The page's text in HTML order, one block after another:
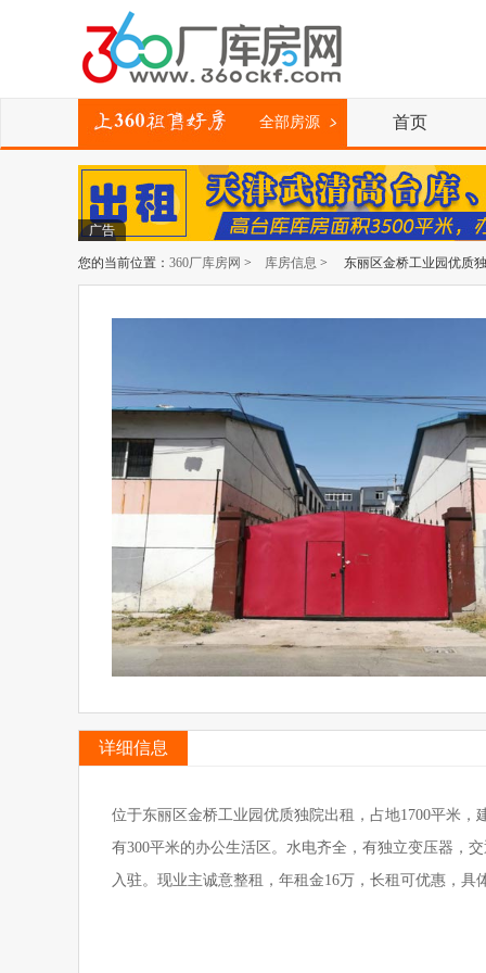
全部房源 首页
广告
您的当前位置： 360厂库房网 > 库房信息 > 东丽区金桥工业园优质
详细信息
位于东丽区金桥工业园优质独院出租，占地1700平米
有300平米的办公生活区。水电齐全，有独立变压器，
入驻。现业主诚意整租，年租金16万，长租可优惠，